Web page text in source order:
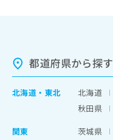
都道府県から探す
北海道 ・ 東北 北海道
秋田県
関東
茨城県